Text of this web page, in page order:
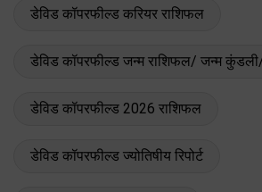
डेविड कॉपरफील्ड करियर राशिफल
डेविड कॉपरफील्ड जन्म राशिफल/ जन्म
डेविड कॉपरफील्ड 2026 राशिफल
डेविड कॉपरफील्ड ज्योतिषीय रिपोर्ट